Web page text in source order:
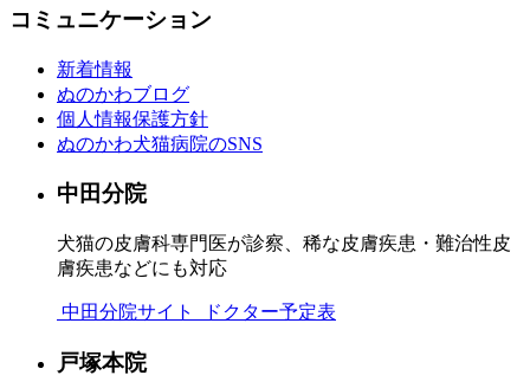
コミュニケーション
新着情報
ぬのかわブログ
個人情報保護方針
ぬのかわ犬猫病院のSNS
中田分院
犬猫の皮膚科専門医が診察、稀な皮膚疾患・難治性皮
膚疾患などにも対応
中田分院サイト ドクター予定表
戸塚本院